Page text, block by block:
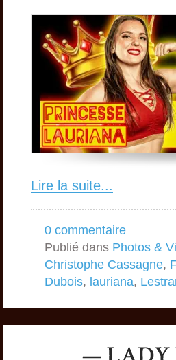
Lire la suite...
0 commentaire
Publié dans Photos &
Christophe Cassagne,
Dubois, lauriana,